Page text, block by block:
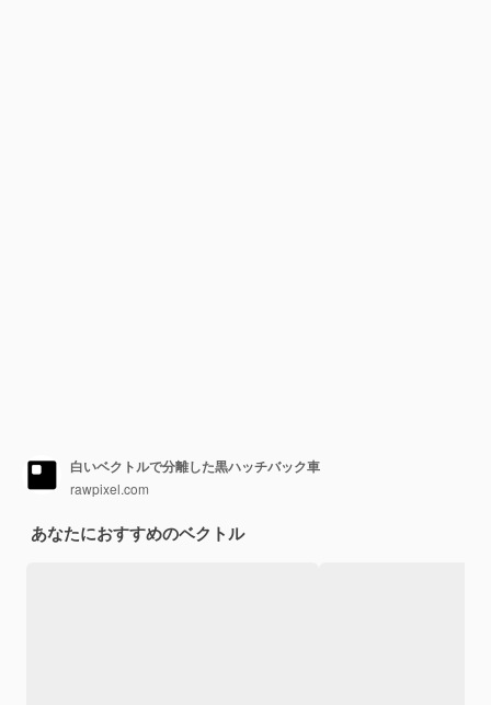
白いベクトルで分離した黒ハッチバック車
rawpixel.com
あなたにおすすめのベクトル